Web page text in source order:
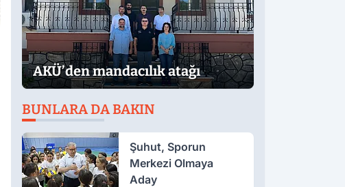
AKÜ’den mandacılık atağı
BUNLARA DA BAKIN
Şuhut, Sporun
Merkezi Olmaya
Aday